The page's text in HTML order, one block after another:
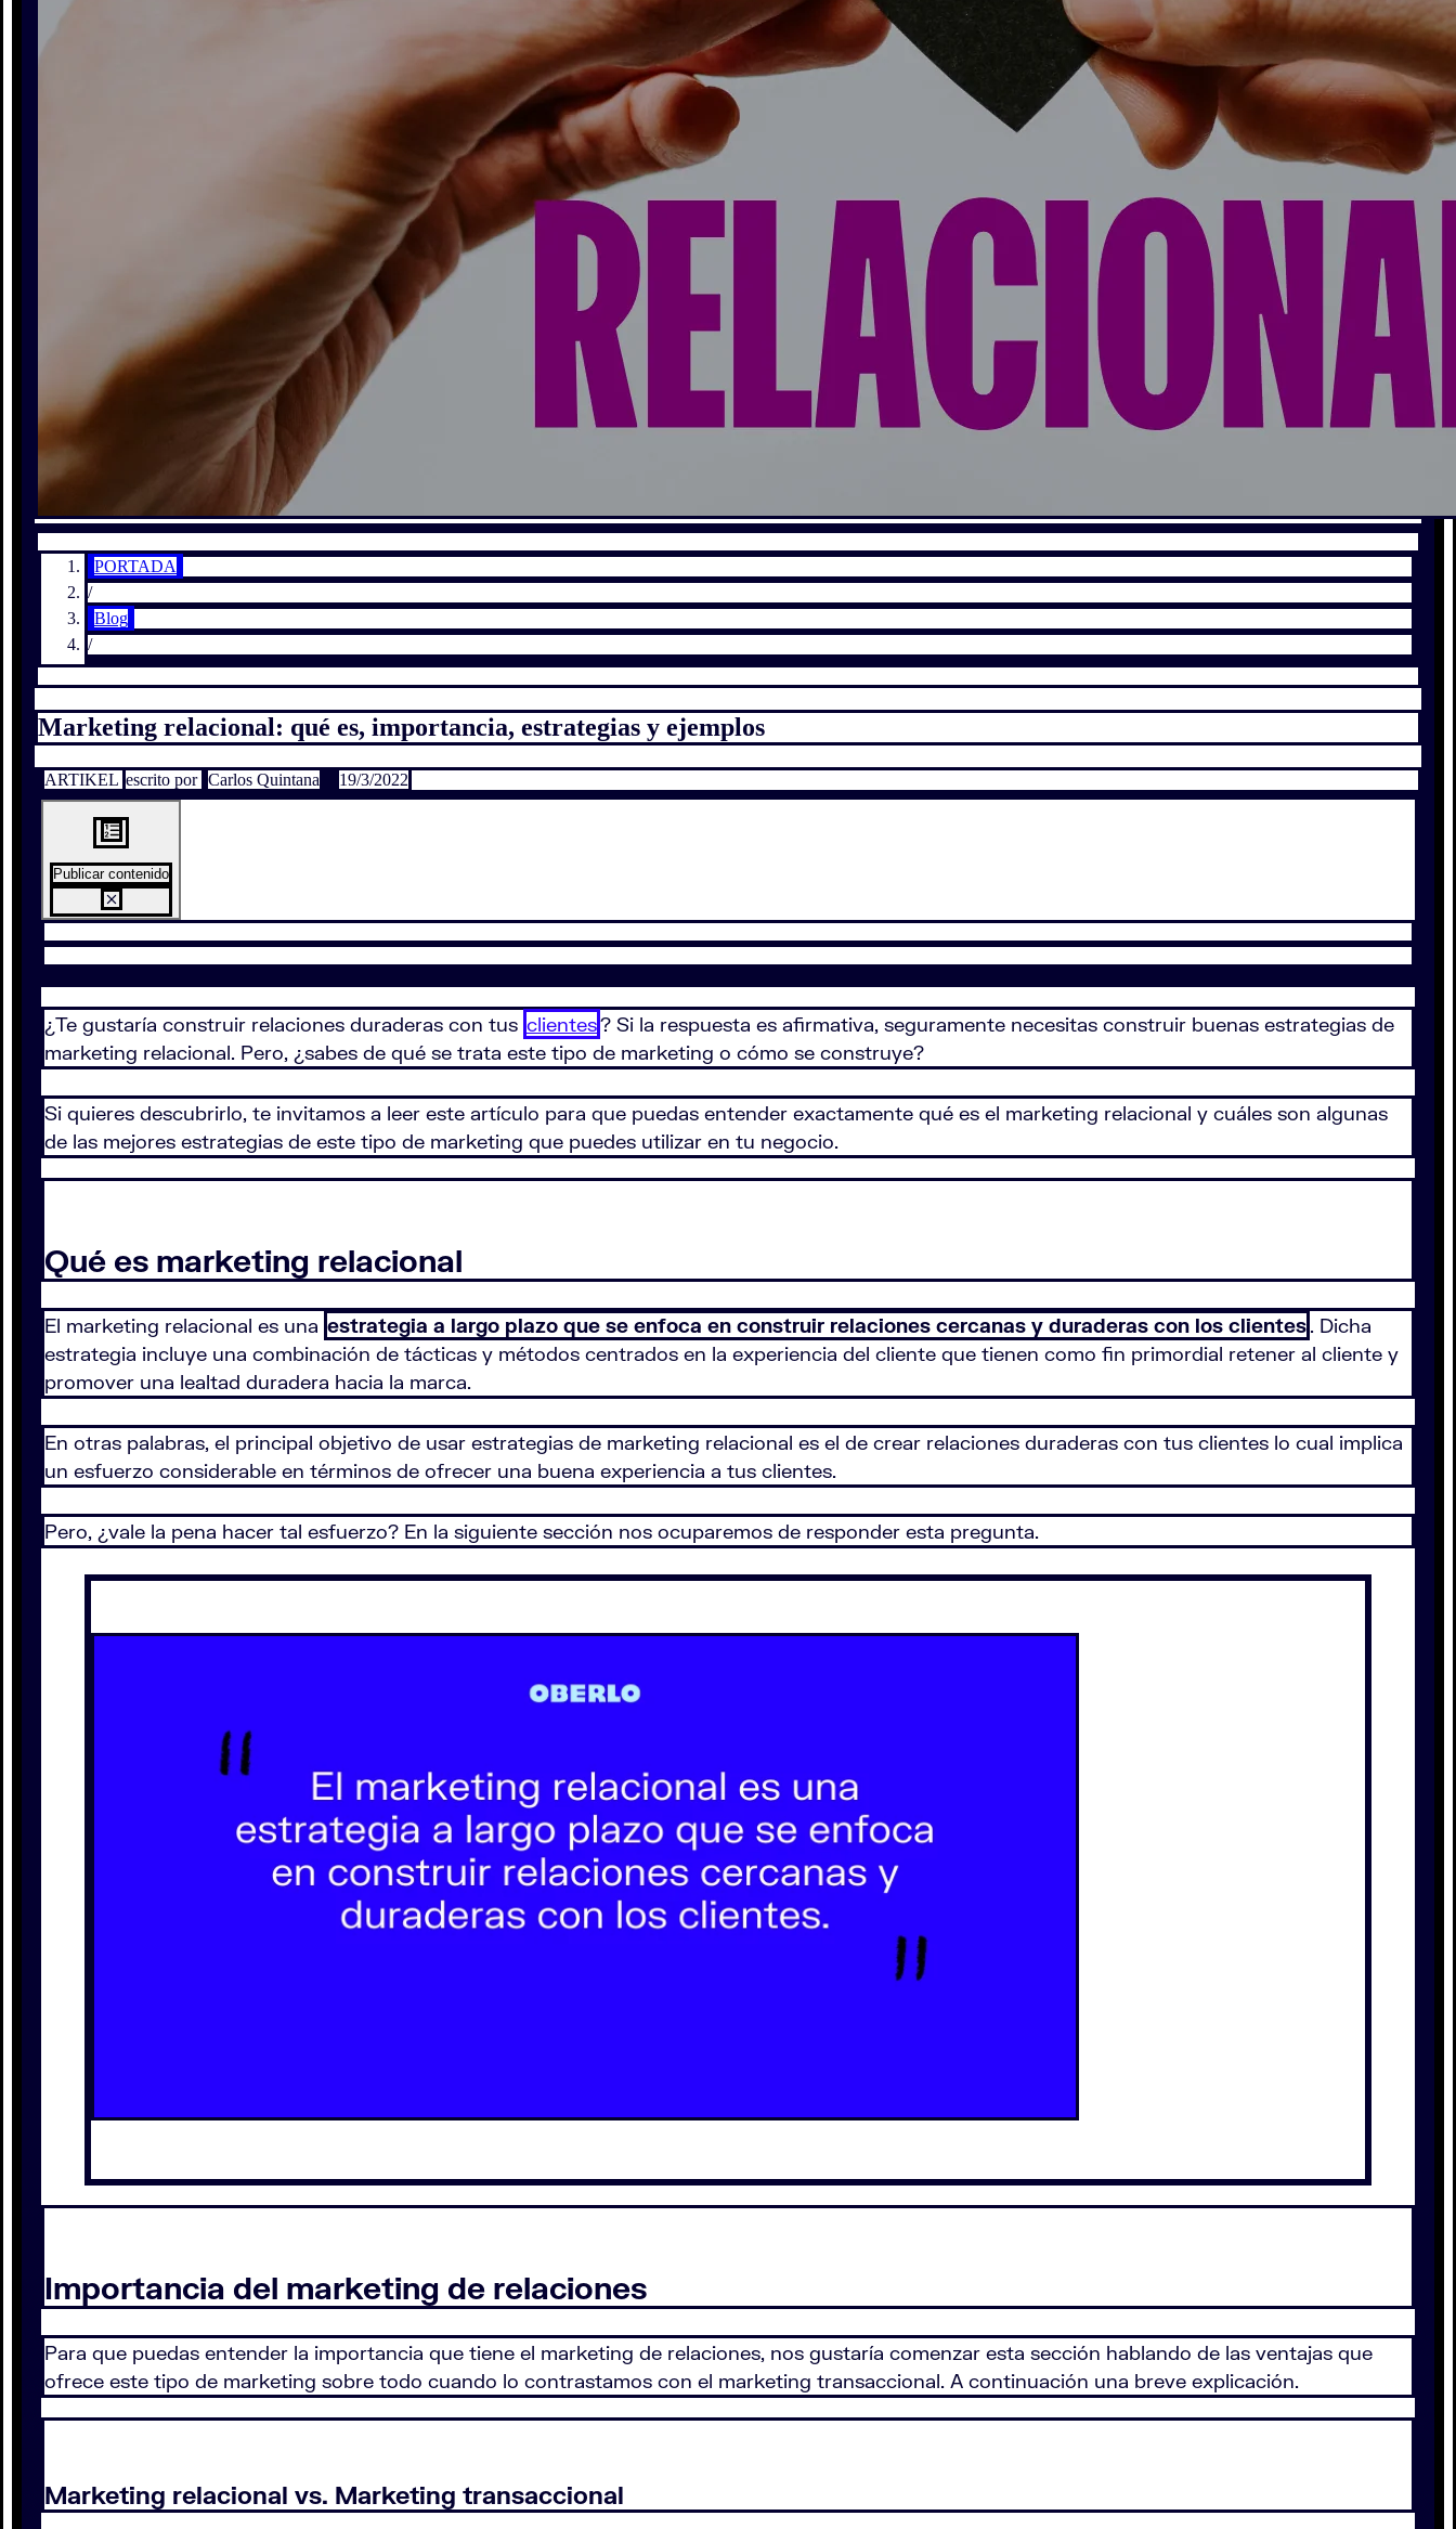
PORTADA
/
Blog
/
Marketing relacional: qué es, importancia, estrategias y ejemplos
ARTIKEL escrito por Carlos Quintana 19/3/2022
Publicar contenido
¿Te gustaría construir relaciones duraderas con tus clientes? Si la respuesta es afirmativa, seguramente necesitas construir buenas estrategias de
marketing relacional. Pero, ¿sabes de qué se trata este tipo de marketing o cómo se construye?
Si quieres descubrirlo, te invitamos a leer este artículo para que puedas entender exactamente qué es el marketing relacional y cuáles son algunas
de las mejores estrategias de este tipo de marketing que puedes utilizar en tu negocio.
Qué es marketing relacional
El marketing relacional es una estrategia a largo plazo que se enfoca en construir relaciones cercanas y duraderas con los clientes. Dicha
estrategia incluye una combinación de tácticas y métodos centrados en la experiencia del cliente que tienen como fin primordial retener al cliente y
promover una lealtad duradera hacia la marca.
En otras palabras, el principal objetivo de usar estrategias de marketing relacional es el de crear relaciones duraderas con tus clientes lo cual implica
un esfuerzo considerable en términos de ofrecer una buena experiencia a tus clientes.
Pero, ¿vale la pena hacer tal esfuerzo? En la siguiente sección nos ocuparemos de responder esta pregunta.
Importancia del marketing de relaciones
Para que puedas entender la importancia que tiene el marketing de relaciones, nos gustaría comenzar esta sección hablando de las ventajas que
ofrece este tipo de marketing sobre todo cuando lo contrastamos con el marketing transaccional. A continuación una breve explicación.
Marketing relacional vs. Marketing transaccional